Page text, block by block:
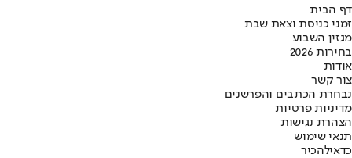
דף הבית
זמני כניסת וצאת שבת
מגזין השבוע
בחירות 2026
אודות
צור קשר
נבחרת הכתבים והפרשנים
מדיניות פרטיות
הצהרת נגישות
תנאי שימוש
כדאילהכיר